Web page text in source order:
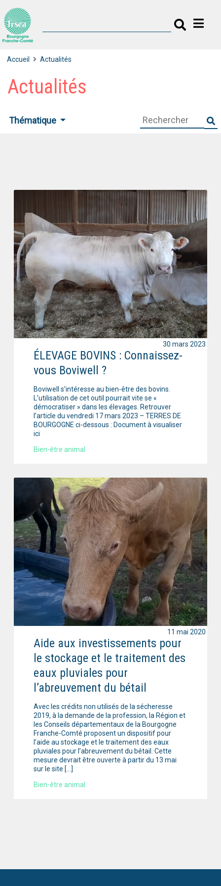
Accueil Actualités
Actualités
Thématique
ÉLEVAGE BOVINS : Connaissez-
vous Boviwell ?
Boviwell s’intéresse au bien-être des bovins.
L’utilisation de cet outil pourrait vite se «
démocratiser » dans les élevages. Retrouver
l’article du vendredi 17 mars 2023 – TERRES DE
BOURGOGNE ci-dessous : Document à visualiser
ici
Bien-être animal
30 mars 2023
Aide aux investissements pour
le stockage et le traitement des
eaux pluviales pour
l’abreuvement du bétail
Avec les crédits non utilisés de la sécheresse
2019, à la demande de la profession, la Région et
les Conseils départementaux de la Bourgogne
Franche-Comté proposent un dispositif pour
l’aide au stockage et le traitement des eaux
pluviales pour l’abreuvement du bétail. Cette
mesure devrait être ouverte à partir du 13 mai
sur le site […]
Bien-être animal
11 mai 2020